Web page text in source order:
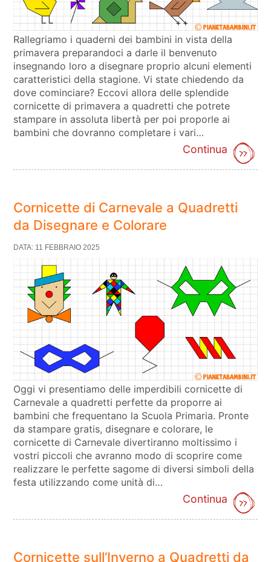
Rallegriamo i quaderni dei bambini in vista della
primavera preparandoci a darle il benvenuto
insegnando loro a disegnare proprio alcuni elementi
caratteristici della stagione. Vi state chiedendo da
dove cominciare? Eccovi allora delle splendide
cornicette di primavera a quadretti che potrete
stampare in assoluta libertà per poi proporle ai
bambini che dovranno completare i vari…
Continua
Cornicette di Carnevale a Quadretti
da Disegnare e Colorare
DATA: 11 FEBBRAIO 2025
Oggi vi presentiamo delle imperdibili cornicette di
Carnevale a quadretti perfette da proporre ai
bambini che frequentano la Scuola Primaria. Pronte
da stampare gratis, disegnare e colorare, le
cornicette di Carnevale divertiranno moltissimo i
vostri piccoli che avranno modo di scoprire come
realizzare le perfette sagome di diversi simboli della
festa utilizzando come unità di…
Continua
Cornicette sull’Inverno a Quadretti da